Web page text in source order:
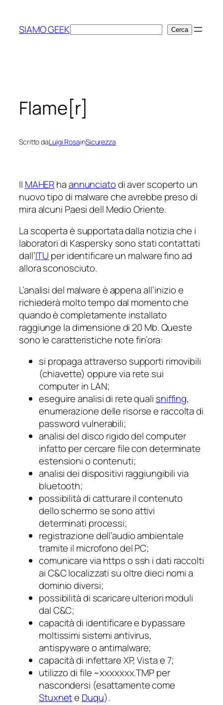
contenuto
SIAMO GEEKCerca Cerca
Flame[r]
Scritto daLuigi RosainSicurezza
Il MAHERhaannunciatodi aver scoperto un
nuovo tipo di malware che avrebbe preso di
mira alcuni Paesi dell Medio Oriente.
La scoperta è supportata dalla notizia che i
laboratori di Kaspersky sono stati contattati
dall’ITU per identificare un malware fino ad
allora sconosciuto.
L’analisi del malware è appena all’inizio e
richiederà molto tempo dal momento che
quando è completamente installato
raggiunge la dimensione di 20 Mb. Queste
sono le caratteristiche note fin’ora:
si propaga attraverso supporti rimovibili
(chiavette) oppure via rete sui
computer in LAN;
eseguire analisi di rete quali sniffing,
enumerazione delle risorse e raccolta di
password vulnerabili;
analisi del disco rigido del computer
infatto per cercare file con determinate
estensioni o contenuti;
analisi dei dispositivi raggiungibili via
bluetooth;
possibilità di catturare il contenuto
dello schermo se sono attivi
determinati processi;
registrazione dell’audio ambientale
tramite il microfono del PC;
comunicare via https o ssh i dati raccolti
ai C&C localizzati su oltre dieci nomi a
dominio diversi;
possibilità di scaricare ulteriori moduli
dal C&C;
capacità di identificare e bypassare
moltissimi sistemi antivirus,
antispyware o antimalware;
capacità di infettare XP, Vista e 7;
utilizzo di file ~xxxxxxx.TMP per
nascondersi (esattamente come
Stuxnete Duqu).